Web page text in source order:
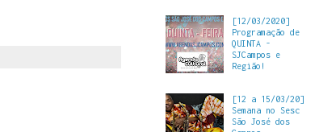
[12/03/2020]
Programação de
QUINTA -
SJCampos e
Região!
[12 a 15/03/20]
Semana no Sesc
São José dos